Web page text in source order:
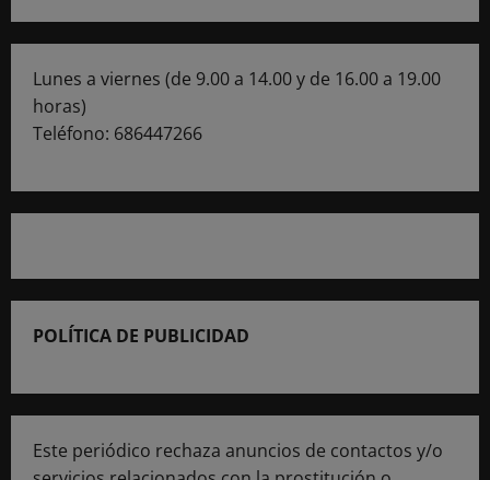
Lunes a viernes (de 9.00 a 14.00 y de 16.00 a 19.00
horas)
Teléfono: 686447266
POLÍTICA DE PUBLICIDAD
Este periódico rechaza anuncios de contactos y/o